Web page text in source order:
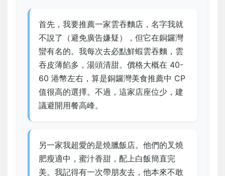
首先，我要推薦一家雲吞麵店，名字我就
不說了（避免廣告嫌疑），但它在銅鑼灣
蠻有名的。我每次去必點鮮蝦雲吞麵，雲
吞皮薄餡多，湯頭清甜。價格大概在 40-
60 港幣左右，算是銅鑼灣美食推薦中 CP
值很高的選擇。不過，這家店座位少，建
議避開用餐高峰。
另一家我超愛的是燒臘飯店。他們的叉燒
肥瘦適中，蜜汁香甜，配上白飯簡直完
美。我記得有一次帶朋友去，他本來不敢